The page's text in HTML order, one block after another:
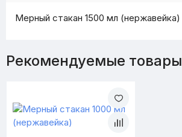
Мерный стакан 1500 мл (нержавейка)
Рекомендуемые товары